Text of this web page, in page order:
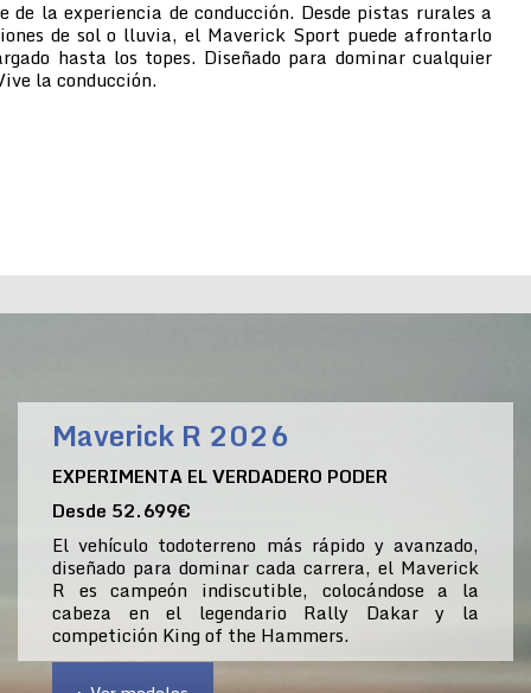
de la experiencia de conducción. Desde pistas rurales a
de sol o lluvia, el Maverick Sport puede afrontarlo
hasta los topes. Diseñado para dominar cualquier
la conducción.
Maverick R 2026
EXPERIMENTA EL VERDADERO PODER
Desde 52.699€
El vehículo todoterreno más rápido y avanzado,
diseñado para dominar cada carrera, el Maverick
R es campeón indiscutible, colocándose a la
cabeza en el legendario Rally Dakar y la
competición King of the Hammers.